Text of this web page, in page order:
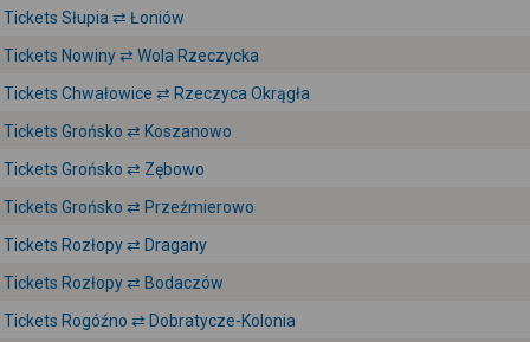
Tickets Słupia ⇄ Łoniów
Tickets Nowiny ⇄ Wola Rzeczycka
Tickets Chwałowice ⇄ Rzeczyca Okrągła
Tickets Grońsko ⇄ Koszanowo
Tickets Grońsko ⇄ Zębowo
Tickets Grońsko ⇄ Przeźmierowo
Tickets Rozłopy ⇄ Dragany
Tickets Rozłopy ⇄ Bodaczów
Tickets Rogóźno ⇄ Dobratycze-Kolonia